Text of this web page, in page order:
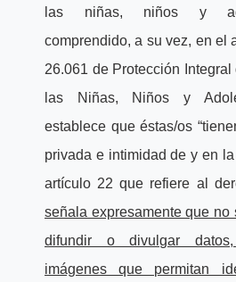
las niñas, niños y
comprendido, a su vez, en el
26.061 de Protección
las Niñas, Niños y
establece que éstas/os
privada e intimidad de y en la
artículo 22 que refiere al
señala expresamente que no
difundir o divulgar
imágenes que permitan